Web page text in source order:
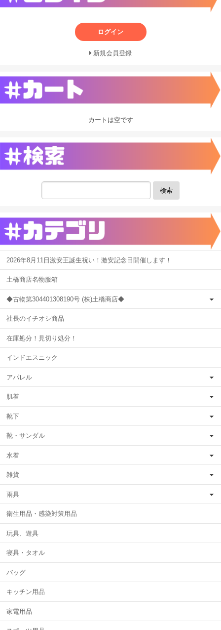
ログイン
新規会員登録
カートは空です
検索
2026年8月11日激安王誕生祝い！激安記念日開催します！
土橋商店名物服箱
◆古物第304401308190号 (株)土橋商店◆
社長のイチオシ商品
在庫処分！見切り処分！
インドエスニック
アパレル
肌着
靴下
靴・サンダル
水着
雑貨
雨具
衛生用品・感染対策用品
玩具、遊具
寝具・タオル
バッグ
キッチン用品
家電用品